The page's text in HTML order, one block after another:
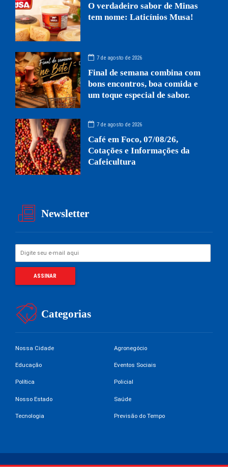
O verdadeiro sabor de Minas
tem nome: Laticínios Musa!
7 de agosto de 2026
Final de semana combina com
bons encontros, boa comida e
um toque especial de sabor.
7 de agosto de 2026
Café em Foco, 07/08/26,
Cotações e Informações da
Cafeicultura
Newsletter
Categorias
Nossa Cidade Agronegócio
Educação Eventos Sociais
Política Policial
Nosso Estado Saúde
Tecnologia Previsão do Tempo